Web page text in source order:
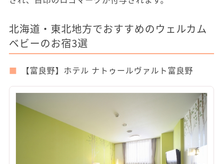
北海道・東北地方でおすすめのウェルカム
ベビーのお宿3選
【富良野】ホテル ナトゥールヴァルト富良野